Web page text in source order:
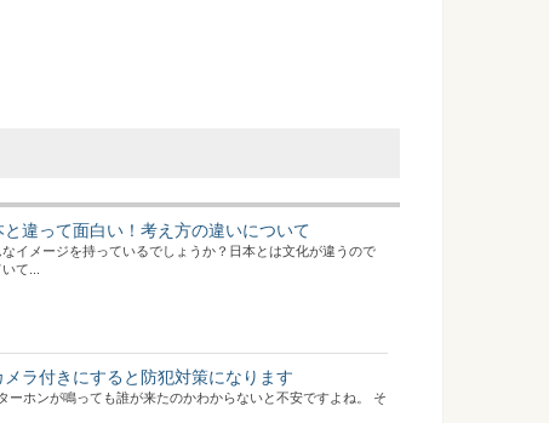
違って面白い！考え方の違いについて
イメージを持っているでしょうか？日本とは文化が違うので
て...
ラ付きにすると防犯対策になります
ーホンが鳴っても誰が来たのかわからないと不安ですよね。 そ